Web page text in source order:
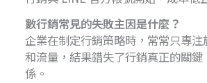
數行銷常見的失敗主因是什麼？
企業在制定行銷策略時，常常只專
和流量，結果錯失了行銷真正的關
係。